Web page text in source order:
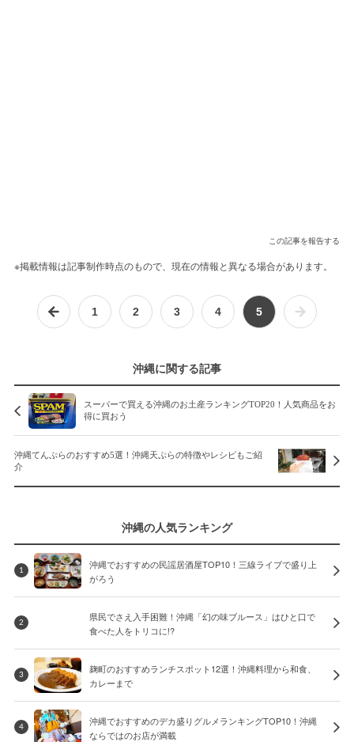
この記事を報告する
※掲載情報は記事制作時点のもので、現在の情報と異なる場合があります。
1 2 3 4 5
沖縄に関する記事
スーパーで買える沖縄のお土産ランキングTOP20！人気商品をお
得に買おう
沖縄てんぷらのおすすめ5選！沖縄天ぷらの特徴やレシピもご紹
介
沖縄の人気ランキング
1
沖縄でおすすめの民謡居酒屋TOP10！三線ライブで盛り上
がろう
2
県民でさえ入手困難！沖縄「幻の味ブルース」はひと口で
食べた人をトリコに!?
3
麹町のおすすめランチスポット12選！沖縄料理から和食、
カレーまで
4
沖縄でおすすめのデカ盛りグルメランキングTOP10！沖縄
ならではのお店が満載